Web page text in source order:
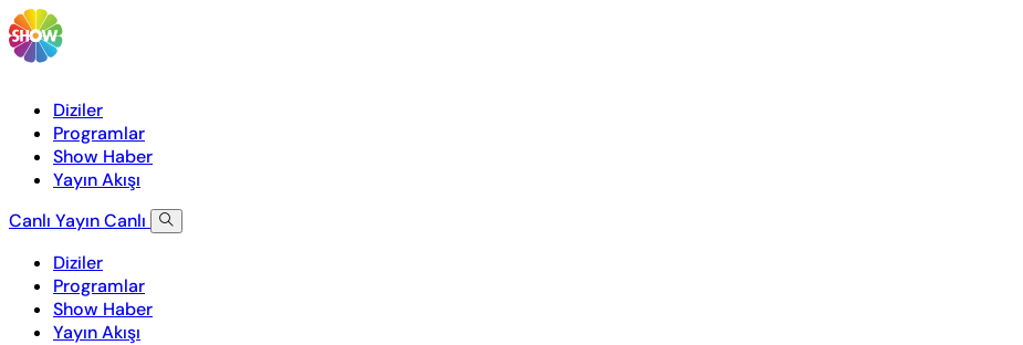
Diziler
Programlar
Show Haber
Yayın Akışı
Canlı YayınCanlı
Diziler
Programlar
Show Haber
Yayın Akışı